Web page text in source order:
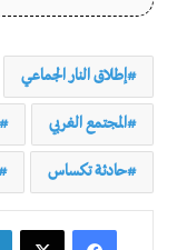
إطلاق النار الجماعي
المجتمع الغربي
حادثة تكساس